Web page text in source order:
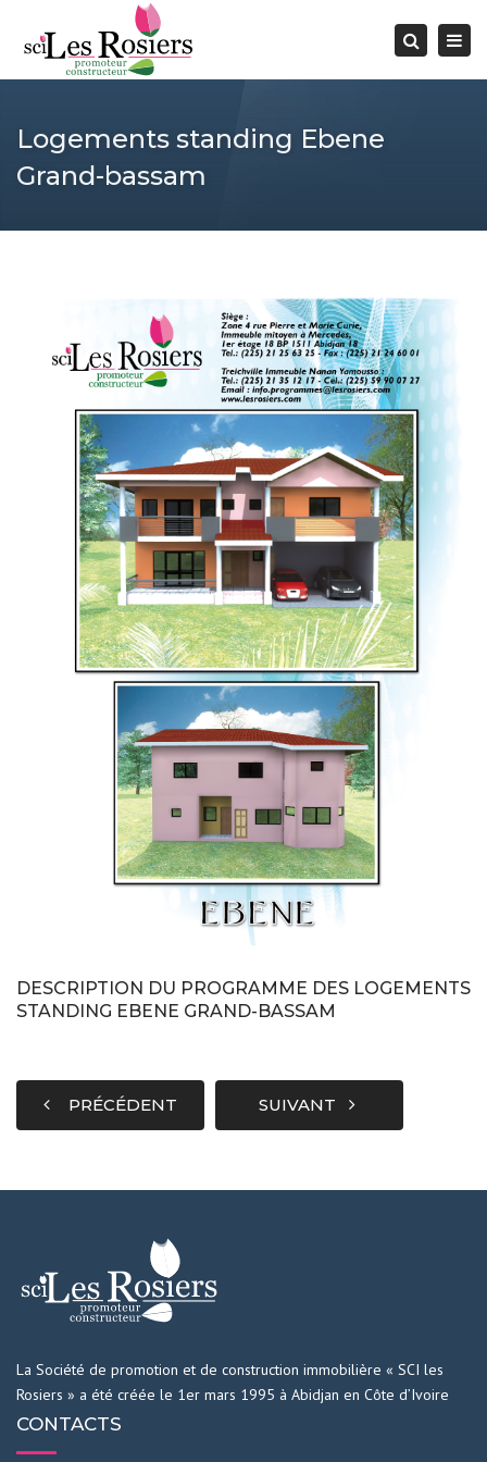
Search
Logements standing Ebene
Grand-bassam
DESCRIPTION DU PROGRAMME DES LOGEMENTS
STANDING EBENE GRAND-BASSAM
PRÉCÉDENT SUIVANT
La Société de promotion et de construction immobilière « SCI les
Rosiers » a été créée le 1er mars 1995 à Abidjan en Côte d’Ivoire
CONTACTS